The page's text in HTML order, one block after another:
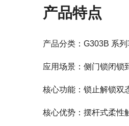
产品特点
产品分类：G303B 系
应用场景：侧门锁闭锁
核心功能：锁止解锁双
核心优势：摆杆式柔性